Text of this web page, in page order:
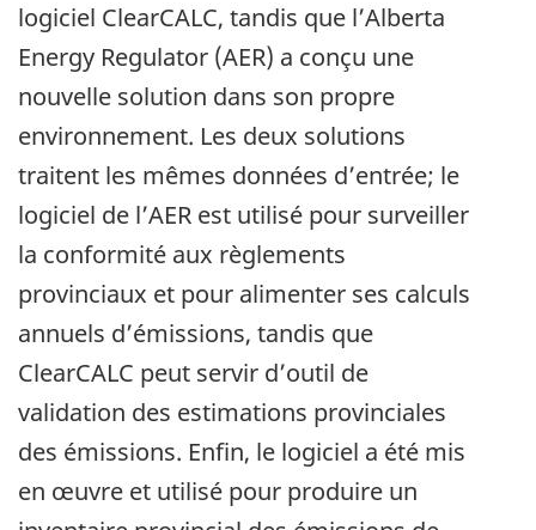
logiciel ClearCALC, tandis que l’Alberta
Energy Regulator (AER) a conçu une
nouvelle solution dans son propre
environnement. Les deux solutions
traitent les mêmes données d’entrée; le
logiciel de l’AER est utilisé pour surveiller
la conformité aux règlements
provinciaux et pour alimenter ses calculs
annuels d’émissions, tandis que
ClearCALC peut servir d’outil de
validation des estimations provinciales
des émissions. Enfin, le logiciel a été mis
en œuvre et utilisé pour produire un